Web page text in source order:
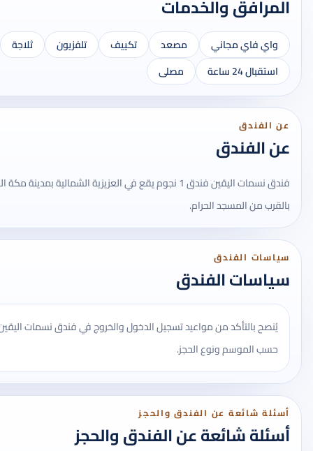
المرافق والخدمات
واي فاي مجاني مصعد تكييف تلفزيون
ثلاجة
استقبال 24 ساعة
مصلى
عن الفندق
عن الفندق
فندق نسمات اليقين فندق 1 نجوم يقع في العزيزية الشمالية
بالقرب من المسجد الحرام.
سياسات الفندق
سياسات الفندق
يُنصح بالتأكد من مواعيد تسجيل الدخول والخروج في فندق نسمات
حسب الموسم ونوع الحجز.
أسئلة شائعة عن الفندق والحجز
أسئلة شائعة عن الفندق والحجز